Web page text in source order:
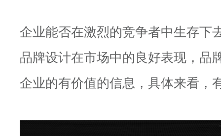
企业能否在激烈的竞争者中生存下
品牌设计在市场中的良好表现，品
企业的有价值的信息，具体来看，